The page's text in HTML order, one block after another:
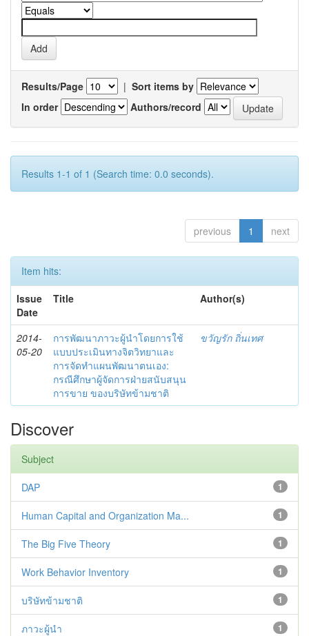
Results/Page | Sort items by
In order
Authors/record
Results 1-1 of 1 (Search time: 0.0 seconds).
previous 1 next
Item hits:
Issue
Date
Title Author(s)
2014-
05-20
การพัฒนาภาวะผู้นำโดยการใช้
แบบประเมินทางจิตวิทยาและ
การจัดทำแผนพัฒนาตนเอง:
กรณีศึกษาผู้จัดการฝ่ายสนับสนุน
การขาย ของบริษัทข้ามชาติ
ขวัญรัก ถิ่นเทศ
Discover
Subject
1
DAP
1
Human Capital and Organization Ma...
1
The Big Five Theory
1
Work Behavior Inventory
1
บริษัทข้ามชาติ
1
ภาวะผู้นำ